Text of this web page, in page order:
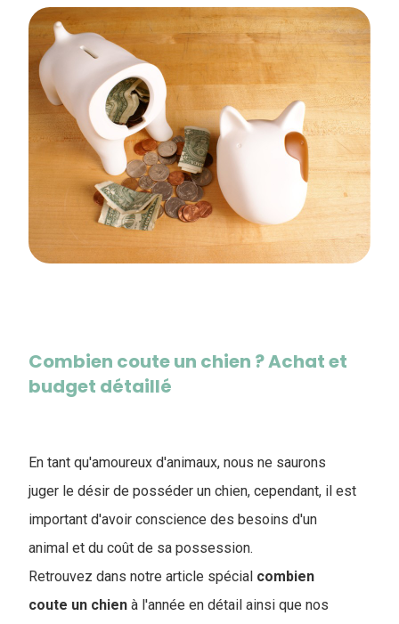
Combien coute un chien ? Achat et
budget détaillé
En tant qu'amoureux d'animaux, nous ne saurons
juger le désir de posséder un chien, cependant, il est
important d'avoir conscience des besoins d'un
animal et du coût de sa possession.
Retrouvez dans notre article spécial combien
coute un chien à l'année en détail ainsi que nos